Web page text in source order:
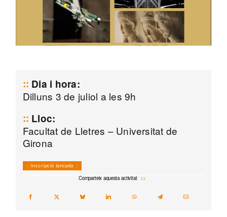
Dia i hora:
Dilluns 3 de juliol a les 9h
Lloc:
Facultat de Lletres – Universitat de
Girona
:: Inscripció tancada ::
Comparteix aquesta activitat